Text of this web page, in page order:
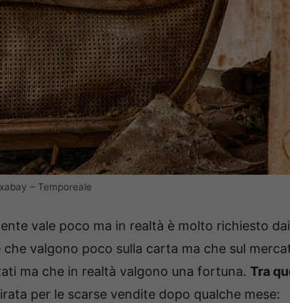
– Temporeale
vale poco ma in realtà è molto richiesto dai
valgono poco sulla carta ma che sul
ma che in realtà valgono una fortuna. Tra
per le scarse vendite dopo qualche mese: